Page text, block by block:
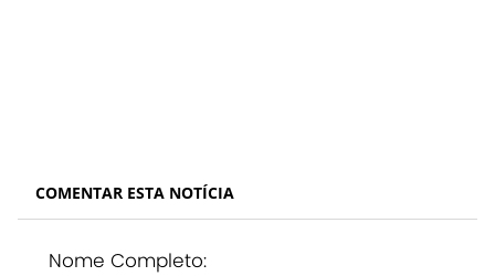
COMENTAR ESTA NOTÍCIA
Nome Completo: